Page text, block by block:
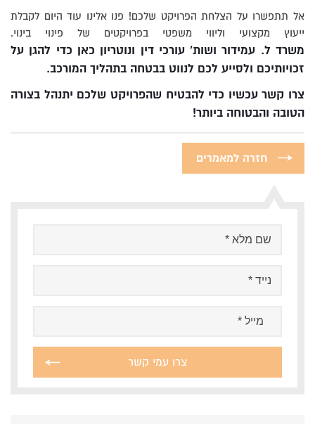
אל תתפשרו על הצלחת הפרויקט שלכם! פנו אלינו עוד היום לקבלת
ייעוץ מקצועי וליווי משפטי בפרויקטים של פינוי בינוי.
משרד ל. עמידור ושות’ עורכי דין ונוטריון כאן כדי להגן על
זכויותיכם ולסייע לכם לנווט בבטחה בתהליך המורכב.
צרו קשר עכשיו כדי להבטיח שהפרויקט שלכם יתנהל בצורה
הטובה והבטוחה ביותר!
חזרה למאמרים